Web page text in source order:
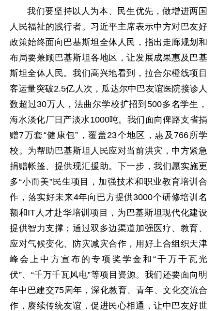
我们要坚持以人为本、民生优先，做增进两国
人民福祉的践行者。习近平主席表示中方对巴友好
政策始终面向巴基斯坦全体人民，指出走廊规划和
布局要兼顾巴基斯坦各地区，让发展成果惠及巴基
斯坦全体人民。我们高兴地看到，拉合尔橙线项目
客运量突破2.5亿人次，瓜达尔中巴友谊医院接诊人
数超过30万人，法曲尔学校扩招到500多名学生，
海水淡化厂日产淡水1000吨。我们面向俾路支省捐
赠7万套“健康包”，覆盖23个地区，惠及766所学
校。为帮助巴基斯坦人民应对当前洪灾，中方紧急
捐赠帐篷、提供现汇援助。下一步，我们愿实施更
多“小而美”民生项目，加强技术和职业教育培训合
作，落实好未来4年向巴方提供3000个研修培训名
额和IT人才赴华培训项目，为巴基斯坦现代化建设
提供智力支撑；通过双多边渠道加强医疗、教育、
应对气候变化、防灾减灾合作，用好上合组织天津
峰会上中方宣布的专项奖学金和“千万千瓦光
伏”、“千万千瓦风电”等项目资源。我们还要面向明
年中巴建交75周年，深化教育、青年、文化交流合
作，赓续传统友谊，促进民心相通，让中巴友好世